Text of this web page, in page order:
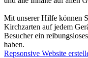
Mit unserer Hilfe können
Kirchzarten auf jedem
Besucher ein
haben.
Repsonsive Website